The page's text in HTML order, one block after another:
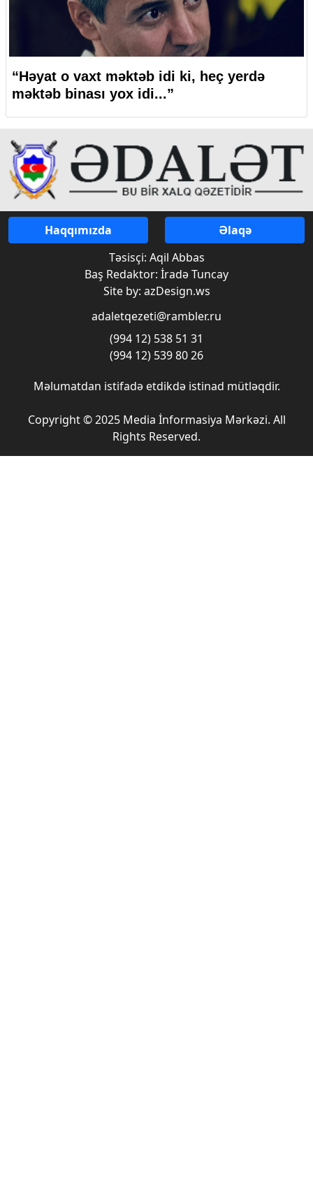
“Həyat o vaxt məktəb idi ki, heç yerdə
məktəb binası yox idi...”
Haqqımızda
Əlaqə
Təsisçi: Aqil Abbas
Baş Redaktor: İradə Tuncay
Site by: azDesign.ws
adaletqezeti@rambler.ru
(994 12) 538 51 31
(994 12) 539 80 26
Məlumatdan istifadə etdikdə istinad mütləqdir.
Copyright © 2025 Media İnformasiya Mərkəzi. All
Rights Reserved.